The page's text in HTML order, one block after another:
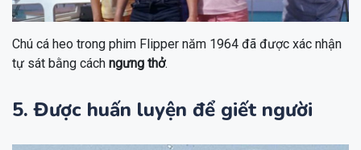
Chú cá heo trong phim Flipper năm 1964 đã được xác nhận
tự sát bằng cách ngưng thở.
5. Được huấn luyện để giết người